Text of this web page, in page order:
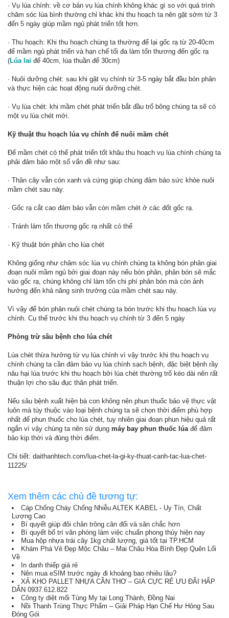
· Vụ lúa chính: về cơ bản vụ lúa chính không khác gì so với quá trình
chăm sóc lúa bình thường chỉ khác khi thu hoạch ta nên gặt sớm từ 3
đến 5 ngày giúp mầm ngủ phát triển tốt hơn.
· Thu hoạch: Khi thu hoạch chúng ta thường để lại gốc rạ từ 20-40cm
để mầm ngủ phát triển và hạn chế tối đa làm tổn thương đến gốc rạ
(Lúa lai để 40cm, lúa thuần để 30cm)
· Nuôi dưỡng chét: sau khi gặt vụ chính từ 3-5 ngày bắt đầu bón phân
và thực hiện các hoạt động nuôi dưỡng chét.
· Vụ lúa chét: khi mầm chét phát triển bắt đầu trổ bông chúng ta sẽ có
một vụ lúa chét mới.
Kỹ thuật thu hoạch lúa vụ chính để nuôi mầm chét
Để mầm chét có thể phát triển tốt khâu thu hoạch vụ lúa chính chúng ta
phải đảm bảo một số vấn đề như sau:
· Thân cây vẫn còn xanh và cứng giúp chúng đảm bảo sức khỏe nuôi
mầm chét sau này.
· Gốc rạ cắt cao đảm bảo vẫn còn mầm chét ở các đốt gốc rạ.
· Tránh làm tổn thương gốc rạ nhất có thể
· Kỹ thuật bón phân cho lúa chét
Không giống như chăm sóc lúa vụ chính chúng ta không bón phân giai
đoạn nuôi mầm ngủ bởi giai đoạn này nếu bón phân, phân bón sẽ mắc
vào gốc rạ, chúng không chỉ làm tốn chi phí phân bón mà còn ảnh
hưởng đến khả năng sinh trưởng của mầm chét sau này.
Vì vậy để bón phân nuôi chét chúng ta bón trước khi thu hoạch lúa vụ
chính. Cụ thể trước khi thu hoạch vụ chính từ 3 đến 5 ngày
Phòng trừ sâu bệnh cho lúa chét
Lúa chét thừa hưởng từ vụ lúa chính vì vậy trước khi thu hoạch vụ
chính chúng ta cần đảm bảo vụ lúa chính sạch bệnh, đặc biệt bệnh rầy
nâu hại lúa trước khi thu hoạch bởi lúa chét thường trổ kéo dài nên rất
thuận lợi cho sâu đục thân phát triển.
Nếu sâu bệnh xuất hiện bà con không nên phun thuốc bảo vệ thực vật
luôn mà tùy thuộc vào loại bệnh chúng ta sẽ chọn thời điểm phù hợp
nhất để phun thuốc cho lúa chét, tuy nhiên giai đoạn phun hiệu quả rất
ngắn vì vậy chúng ta nên sử dụng máy bay phun thuốc lúađể đảm
bảo kịp thời và đúng thời điểm.
Chi tiết: daithanhtech.com/lua-chet-la-gi-ky-thuat-canh-tac-lua-chet-
11225/
Xem thêm các chủ đề tương tự:
Cáp Chống Cháy Chống Nhiễu ALTEK KABEL - Uy Tín, Chất
Lượng Cao
Bí quyết giúp đôi chân trông cân đối và săn chắc hơn
Bí quyết bố trí văn phòng làm việc chuẩn phong thủy hiện nay
Mua hộp nhựa trái cây 1kg chất lượng, giá tốt tại TP.HCM
Khám Phá Vẻ Đẹp Mộc Châu – Mai Châu Hòa Bình Đẹp Quên Lối
Về
In danh thiếp giá rẻ
Nên mua eSIM trước ngày đi khoảng bao nhiêu lâu?
XẢ KHO PALLET NHỰA CẦN THƠ – GIÁ CỰC RẺ ƯU ĐÃI HẤP
DẪN 0937.612.822
Công ty diệt mối Tùng My tại Long Thành, Đồng Nai
Nồi Thanh Trùng Thực Phẩm – Giải Pháp Hạn Chế Hư Hỏng Sau
Đóng Gói